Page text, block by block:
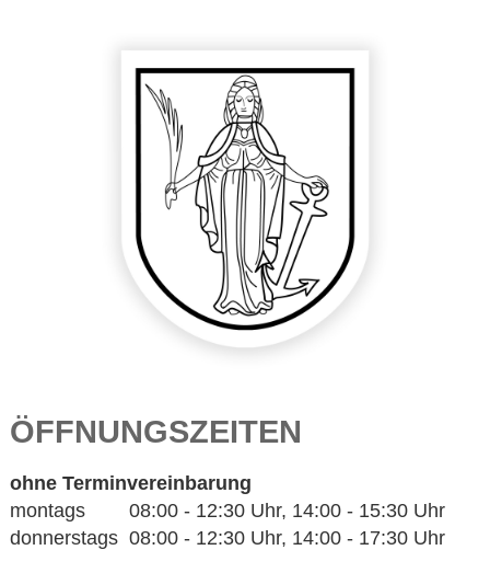
ÖFFNUNGSZEITEN
ohne Terminvereinbarung
montags 08:00 - 12:30 Uhr, 14:00 - 15:30 Uhr
donnerstags 08:00 - 12:30 Uhr, 14:00 - 17:30 Uhr